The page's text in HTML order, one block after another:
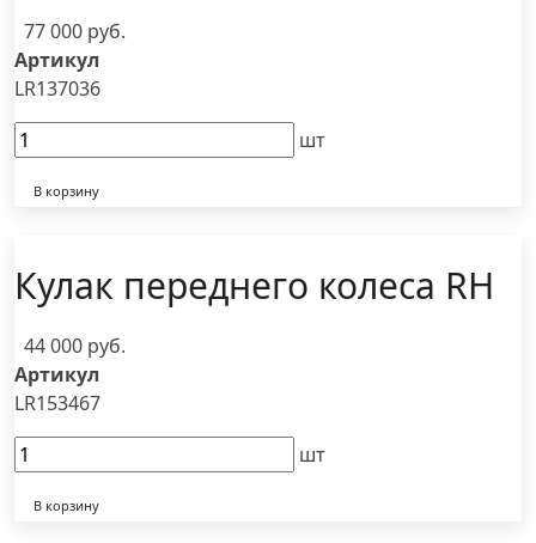
77 000 руб.
Артикул
LR137036
шт
В корзину
Кулак переднего колеса RH
44 000 руб.
Артикул
LR153467
шт
В корзину